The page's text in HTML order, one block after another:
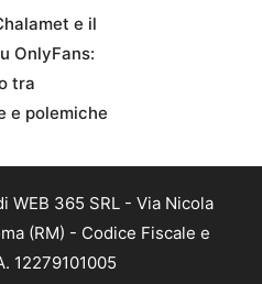
e il
OnlyFans:
tra
e polemiche
WEB 365 SRL - Via Nicola
(RM) - Codice Fiscale e
12279101005